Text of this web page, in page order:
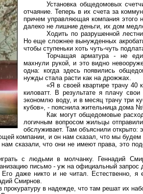
Установка общедомовых
отчаяние. Теперь в их счета за
причем управляющая компания этого
далеко не лишние деньги, их дом
Ходить по разрушенной
Но еще сложнее вынужденных
чтобы ступеньки хоть чуть-чуть
Торчащая арматура - не
махнули рукой, и это видно
одна: когда здесь появились
нужды стала расти как на дрожжах.
«Я в своей квартире трачу 40
киловатт. В результате я плачу
экономлю воду, и в месяц трачу три
кубов», - пояснила жительница дома
Как могут общедомовые
логичным вопросом жильцы
обслуживает. Там объяснили открыто:
компании, и он нам сказал, что мы
нам сказали, что они не имеют права, это
с людьми в молчанку. Геннадий
письмо - уж на официальный
даже никто и не читал. Естественно, я
Смирнов.
в надежде, что там решат их